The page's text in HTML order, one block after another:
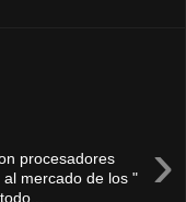
›
procesadores
mercado de los "